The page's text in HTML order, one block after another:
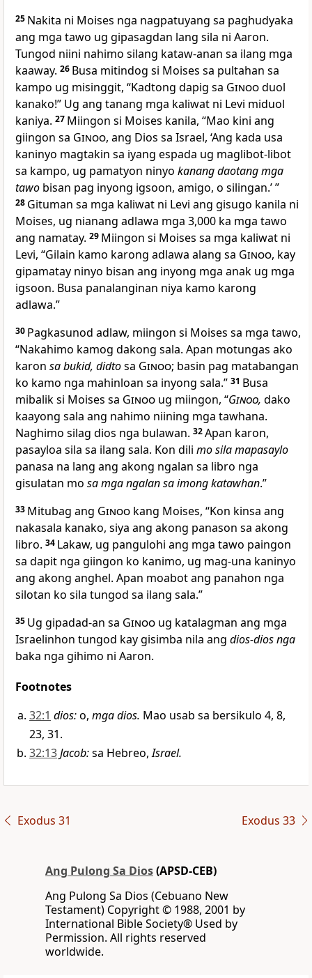
25 Nakita ni Moises nga nagpatuyang sa paghudyaka
ang mga tawo ug gipasagdan lang sila ni Aaron.
Tungod niini nahimo silang kataw-anan sa ilang mga
kaaway. 26 Busa mitindog si Moises sa pultahan sa
kampo ug misinggit, “Kadtong dapig sa Ginooduol
kanako!” Ug ang tanang mga kaliwat ni Levi miduol
kaniya. 27 Miingon si Moises kanila, “Mao kini ang
giingon sa Ginoo, ang Dios sa Israel, ‘Ang kada usa
kaninyo magtakin sa iyang espada ug maglibot-libot
sa kampo, ug pamatyon ninyo kanang daotang mga
tawo bisan pag inyong igsoon, amigo, o silingan.’ ”
28 Gituman sa mga kaliwat ni Levi ang gisugo kanila ni
Moises, ug nianang adlawa mga 3,000 ka mga tawo
ang namatay. 29 Miingon si Moises sa mga kaliwat ni
Levi, “Gilain kamo karong adlawa alang sa Ginoo, kay
gipamatay ninyo bisan ang inyong mga anak ug mga
igsoon. Busa panalanginan niya kamo karong
adlawa.”
30 Pagkasunod adlaw, miingon si Moises sa mga tawo,
“Nakahimo kamog dakong sala. Apan motungas ako
karon sa bukid, didtosa Ginoo; basin pag matabangan
ko kamo nga mahinloan sa inyong sala.” 31 Busa
mibalik si Moises sa Ginoo ug miingon, “Ginoo, dako
kaayong sala ang nahimo niining mga tawhana.
Naghimo silag dios nga bulawan. 32Apan karon,
pasayloa sila sa ilang sala. Kon dili mo sila mapasaylo
panasa na lang ang akong ngalan sa libro nga
gisulatan mo sa mga ngalan sa imong katawhan.”
33 Mitubag ang Ginoo kang Moises, “Kon kinsa ang
nakasala kanako, siya ang akong panason sa akong
libro. 34 Lakaw, ug pangulohi ang mga tawo paingon
sa dapit nga giingon ko kanimo, ug mag-una kaninyo
ang akong anghel. Apan moabot ang panahon nga
silotan ko sila tungod sa ilang sala.”
35 Ug gipadad-an sa Ginoo ug katalagman ang mga
Israelinhon tungod kay gisimba nila ang dios-dios nga
baka nga gihimo ni Aaron.
Footnotes
32:1 dios:o, mga dios. Mao usab sa bersikulo 4, 8,
23, 31.
32:13Jacob:sa Hebreo,Israel.
Exodus 31 Exodus 33
Ang Pulong Sa Dios(APSD-CEB)
Ang Pulong Sa Dios (Cebuano New
Testament) Copyright © 1988, 2001 by
International Bible Society® Used by
Permission. All rights reserved
worldwide.